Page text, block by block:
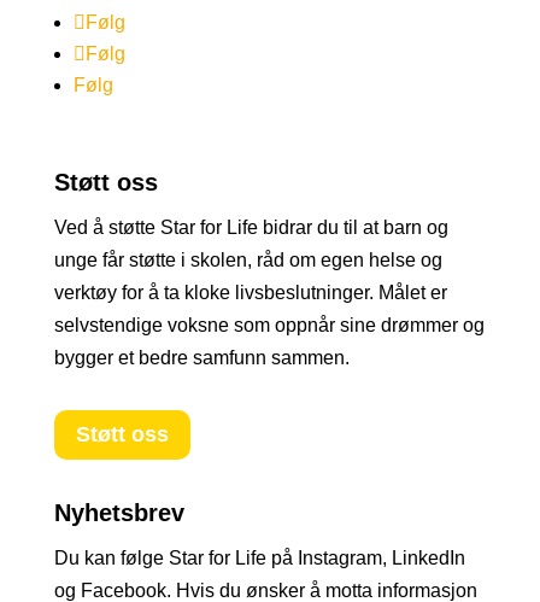
Følg
Følg
Følg
Støtt oss
Ved å støtte Star for Life bidrar du til at barn og
unge får støtte i skolen, råd om egen helse og
verktøy for å ta kloke livsbeslutninger. Målet er
selvstendige voksne som oppnår sine drømmer og
bygger et bedre samfunn sammen.
Støtt oss
Nyhetsbrev
Du kan følge Star for Life på Instagram, LinkedIn
og Facebook. Hvis du ønsker å motta informasjon